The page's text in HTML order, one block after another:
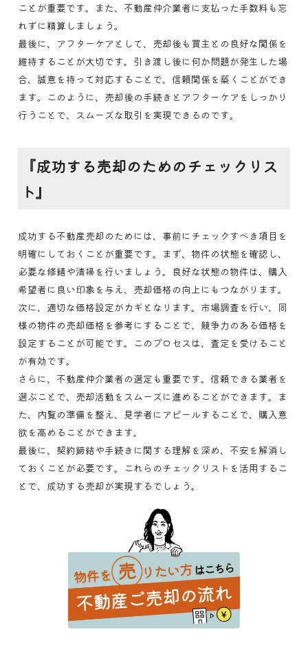
ことが重要です。また、不動産仲介業者に支払った手数料も忘
れずに精算しましょう。
最後に、アフターケアとして、売却後も買主との良好な関係を
維持することが大切です。引き渡し後に何か問題が発生した場
合、誠意を持って対応することで、信頼関係を築くことができ
ます。このように、売却後の手続きとアフターケアをしっかり
行うことで、スムーズな取引を実現できるのです。
『成功する売却のためのチェックリス
ト』
成功する不動産売却のためには、事前にチェックすべき項目を
明確にしておくことが重要です。まず、物件の状態を確認し、
必要な修繕や清掃を行いましょう。良好な状態の物件は、購入
希望者に良い印象を与え、売却価格の向上にもつながります。
次に、適切な価格設定がカギとなります。市場調査を行い、同
様の物件の売却価格を参考にすることで、競争力のある価格を
設定することが可能です。このプロセスは、査定を受けること
が有効です。
さらに、不動産仲介業者の選定も重要です。信頼できる業者を
選ぶことで、売却活動をスムーズに進めることができます。ま
た、内覧の準備を整え、見学者にアピールすることで、購入意
欲を高めることができます。
最後に、契約締結や手続きに関する理解を深め、不安を解消し
ておくことが必要です。これらのチェックリストを活用するこ
とで、成功する売却が実現するでしょう。